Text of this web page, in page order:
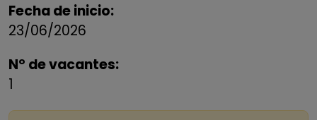
Fecha de inicio:
23/06/2026
Nº de vacantes:
1